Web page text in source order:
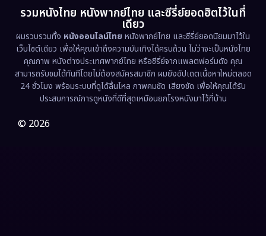
Family ครอบครัว (375)
Fantasy จินตนาการ (338)
Fiction (9)
Film (57)
Gothic
รวมหนังไทย หนังพากย์ไทย และซีรี่ย์ยอดฮิตไว้ในที่
เดียว
ผมรวบรวมทั้ง หนังออนไลน์ไทย หนังพากย์ไทย และซีรี่ย์ยอดนิยมมาไว้ใน
เว็บไซต์เดียว เพื่อให้คุณเข้าถึงความบันเทิงได้ครบถ้วน ไม่ว่าจะเป็นหนังไทย
คุณภาพ หนังต่างประเทศพากย์ไทย หรือซีรี่ย์จากแพลตฟอร์มดัง คุณ
สามารถรับชมได้ทันทีโดยไม่ต้องสมัครสมาชิก ผมยังอัปเดตเนื้อหาใหม่ตลอด
24 ชั่วโมง พร้อมระบบที่ดูได้ลื่นไหล ภาพคมชัด เสียงชัด เพื่อให้คุณได้รับ
ประสบการณ์การดูหนังที่ดีที่สุดเหมือนยกโรงหนังมาไว้ที่บ้าน
© 2026